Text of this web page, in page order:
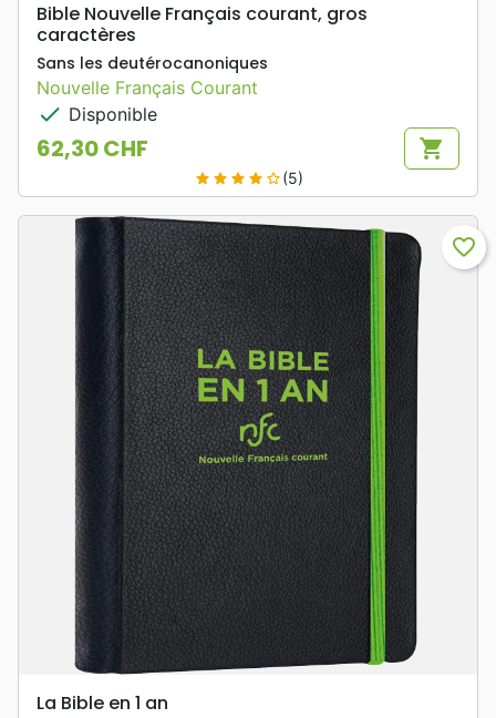
Bible Nouvelle Français courant, gros
caractères
Sans les deutérocanoniques
Nouvelle Français Courant
check Disponible
Prix
62,30 CHF shopping_cart
star star star star star_border(5)
favorite_border
La Bible en 1 an